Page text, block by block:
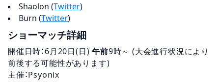
Shaolon (Twitter)
Burn (Twitter)
ショーマッチ詳細
開催日時：6月20日(日)午前9時～ (大会進行状況により
前後する可能性があります)
主催：Psyonix